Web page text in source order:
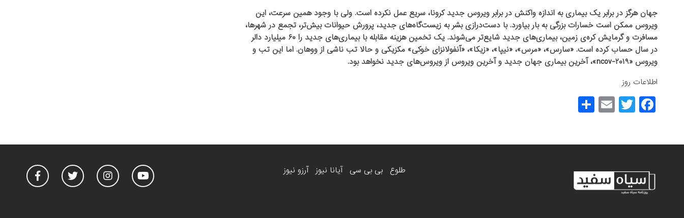
جهان هرگز در برابر یک بیماری به اندازه واکنش در برابر ویروس جدید کرونا، سریع عمل نکرده است. ولی با وجود همین سرعت، این
ویروس ممکن است خسارات بزرگی به بار بیاورد. با دست‌درازی بشر به زیست‌گاه‌های جدید، پرورش حیوانات بیش‌تر، تجمع در شهرها،
مسافرت و گرمایش کره‌ی زمین، بیماری‌های جدید شایع‌تر می‌شوند. یک تخمین هزینه مقابله با بیماری‌های جدید را ۶۰ میلیارد دالر
در سال حساب کرده است. «سارس»، «مرس»، «نیپا»، «زیکا»، «آنفولانزای خوکی» مکزیکی و حالا تب ناشی از ووهان. اما این تب و
ویروس «۲۰۱۹-ncov»، آخرین بیماری جهان جدید و آخرین ویروس از ویروس‌های جدید نخواهد بود.
اطلاعات روز
F
a
e
b
o
o
T
wi
er
E
m
e
طلوع بی بی سی آیانا نیوز آرزو نیوز